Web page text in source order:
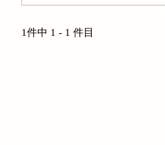
1件中 1 - 1 件目